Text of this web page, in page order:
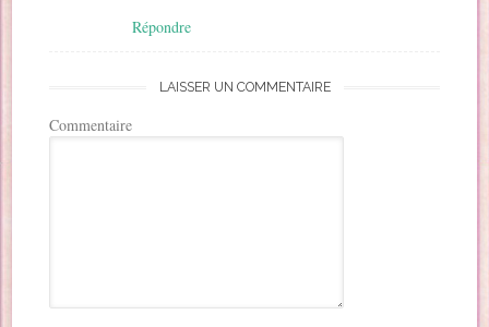
Répondre
LAISSER UN COMMENTAIRE
Commentaire